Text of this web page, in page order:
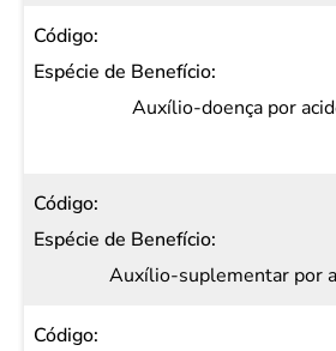
Auxílio-doença por
Auxílio-suplementar por